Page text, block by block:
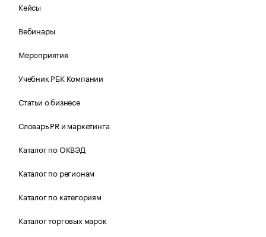
Кейсы
Вебинары
Мероприятия
Учебник РБК Компании
Статьи о бизнесе
Словарь PR и маркетинга
Каталог по ОКВЭД
Каталог по регионам
Каталог по категориям
Каталог торговых марок